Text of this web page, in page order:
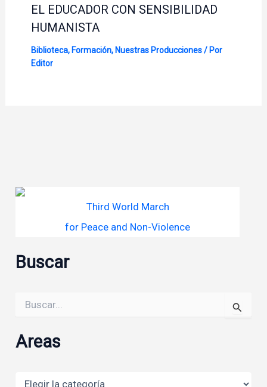
EL EDUCADOR CON SENSIBILIDAD
HUMANISTA
Biblioteca, Formación, Nuestras Producciones/ Por
Editor
Third World March
for Peace and Non-Violence
Buscar
por:
Areas